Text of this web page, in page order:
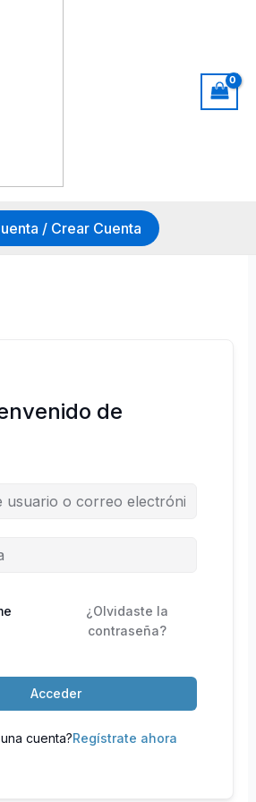
/ Crear Cuenta
de
¿Olvidaste la
contraseña?
Acceder
cuenta?Regístrate ahora